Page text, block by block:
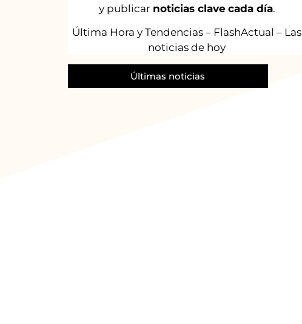
y publicar noticias clave cada día.
Última Hora y Tendencias – FlashActual – Las
noticias de hoy
Últimas noticias